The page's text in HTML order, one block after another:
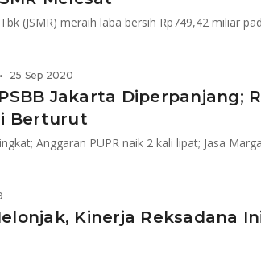
Jakarta Diperpanjang;
Berturut
• 25 Sep 2020
Kinerja Reksadana